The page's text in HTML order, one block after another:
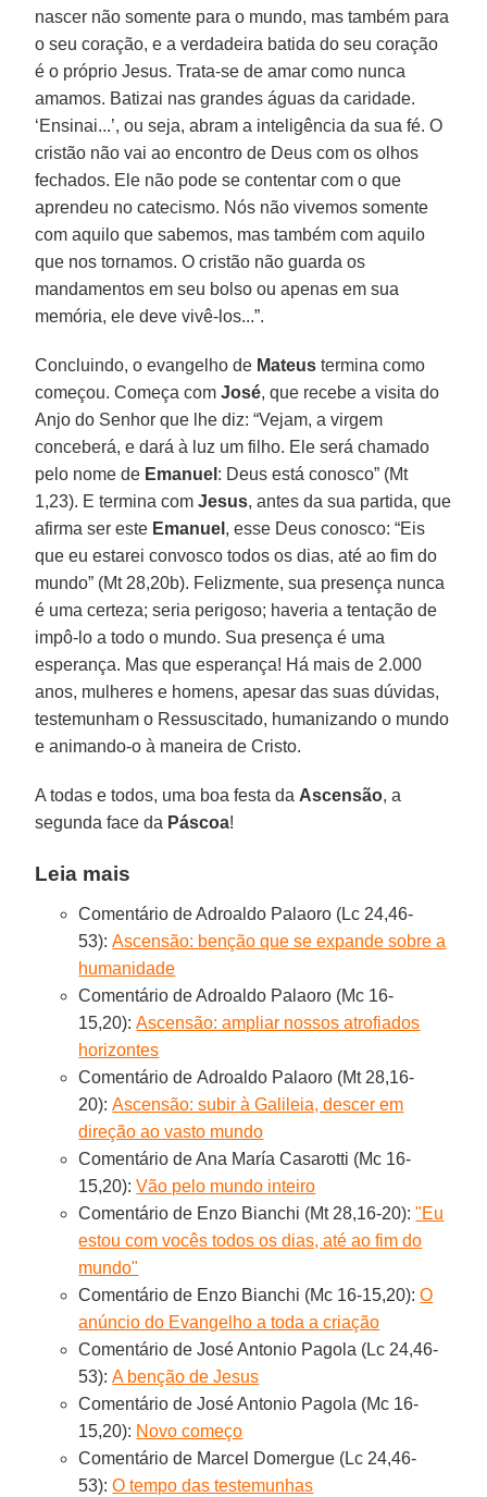
nascer não somente para o mundo, mas também para
o seu coração, e a verdadeira batida do seu coração
é o próprio Jesus. Trata-se de amar como nunca
amamos. Batizai nas grandes águas da caridade.
‘Ensinai...’, ou seja, abram a inteligência da sua fé. O
cristão não vai ao encontro de Deus com os olhos
fechados. Ele não pode se contentar com o que
aprendeu no catecismo. Nós não vivemos somente
com aquilo que sabemos, mas também com aquilo
que nos tornamos. O cristão não guarda os
mandamentos em seu bolso ou apenas em sua
memória, ele deve vivê-los...”.
Concluindo, o evangelho de Mateus termina como
começou. Começa comJosé, que recebe a visita do
Anjo do Senhor que lhe diz: “Vejam, a virgem
conceberá, e dará à luz um filho. Ele será chamado
pelo nome de Emanuel : Deus está conosco” (Mt
1,23). E termina comJesus, antes da sua partida, que
afirma ser este Emanuel , esse Deus conosco: “Eis
que eu estarei convosco todos os dias, até ao fim do
mundo” (Mt 28,20b). Felizmente, sua presença nunca
é uma certeza; seria perigoso; haveria a tentação de
impô-lo a todo o mundo. Sua presença é uma
esperança. Mas que esperança! Há mais de 2.000
anos, mulheres e homens, apesar das suas dúvidas,
testemunham o Ressuscitado, humanizando o mundo
e animando-o à maneira de Cristo.
A todas e todos, uma boa festa da Ascensão, a
segunda face da Páscoa!
Leia mais
Comentário de Adroaldo Palaoro (Lc 24,46-
53):Ascensão: benção que se expande sobre a
humanidade
Comentário de Adroaldo Palaoro (Mc 16-
15,20):Ascensão: ampliar nossos atrofiados
horizontes
Comentário de Adroaldo Palaoro (Mt 28,16-
20):Ascensão: subir à Galileia, descer em
direção ao vasto mundo
Comentário de Ana María Casarotti (Mc 16-
15,20):Vão pelo mundo inteiro
Comentário de Enzo Bianchi (Mt 28,16-20):"Eu
estou com vocês todos os dias, até ao fim do
mundo"
Comentário de Enzo Bianchi (Mc 16-15,20):O
anúncio do Evangelho a toda a criação
Comentário de José Antonio Pagola (Lc 24,46-
53):A benção de Jesus
Comentário de José Antonio Pagola (Mc 16-
15,20): Novo começo
Comentário de Marcel Domergue (Lc 24,46-
53):O tempo das testemunhas